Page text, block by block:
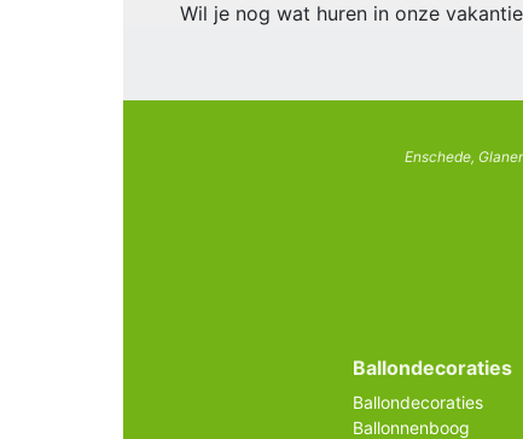
Wil je nog wat huren in onze
Enschede,
Ballondecoraties
Ballondecoraties
Ballonnenboog